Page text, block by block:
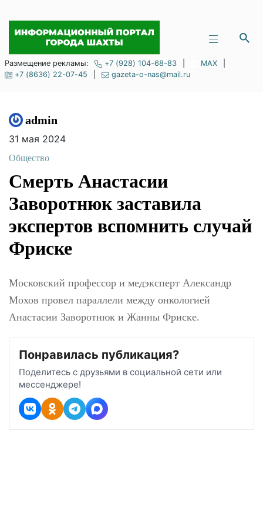
Размещение рекламы: +7 (928) 104-68-83 MAX
+7 (8636) 22-07-45
gazeta-o-nas@mail.ru
admin
31 мая 2024
Общество
Смерть Анастасии
Заворотнюк
заставила экспертов
вспомнить случай
Московский профессор и медэксперт
Александр Мохов провел параллели
между онкологией Анастасии Заворотнюк
и Жанны Фриске.
Понравилась публикация?
Поделитесь с друзьями в социальной сети или
мессенджере!